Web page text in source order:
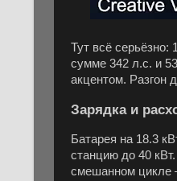
Тут всё
сумме 342 л.с. и
акцентом. Разгон
Зарядка и
Батарея на 18.3
станцию до 40
смешанном цикле